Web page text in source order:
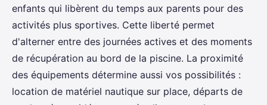
enfants qui libèrent du temps aux parents pour des
activités plus sportives. Cette liberté permet
d'alterner entre des journées actives et des moments
de récupération au bord de la piscine. La proximité
des équipements détermine aussi vos possibilités :
location de matériel nautique sur place, départs de